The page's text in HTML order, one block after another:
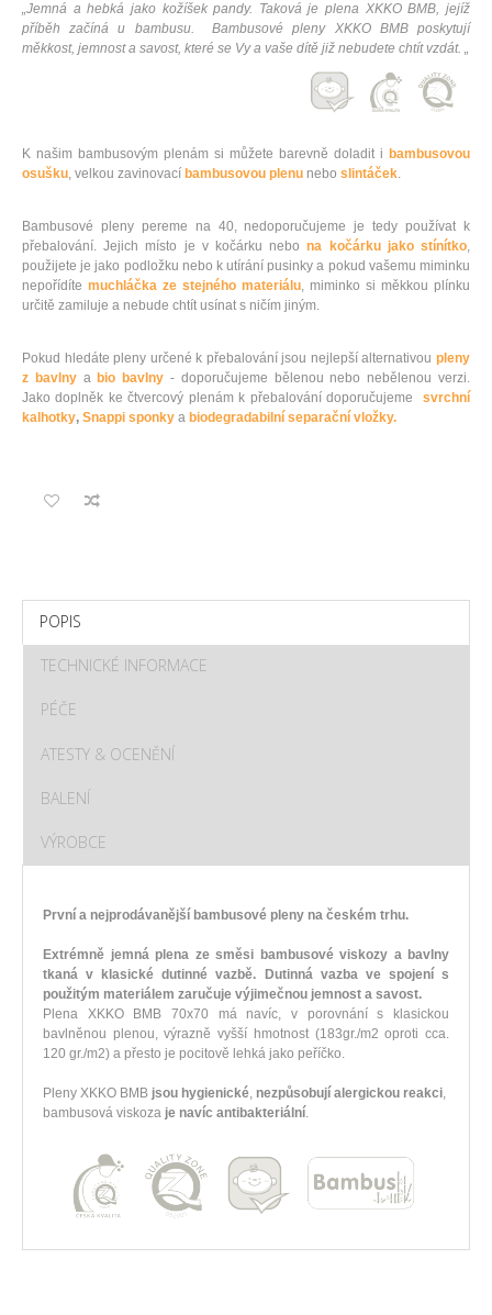
„Jemná a hebká jako kožíšek pandy. Taková je plena XKKO BMB, jejíž
příběh začíná u bambusu. Bambusové pleny XKKO BMB poskytují
měkkost, jemnost a savost, které se Vy a vaše dítě již nebudete chtít vzdát. „
K našim bambusovým plenám si můžete barevně doladit i bambusovou
osušku, velkou zavinovací bambusovou plenu nebo slintáček.
Bambusové pleny pereme na 40, nedoporučujeme je tedy používat k
přebalování. Jejich místo je v kočárku nebona kočárku jako stínítko,
použijete je jako podložku nebo k utírání pusinky a pokud vašemu miminku
nepořídíte muchláčka ze stejného materiálu, miminko si měkkou plínku
určitě zamiluje a nebude chtít usínat s ničím jiným.
Pokud hledáte pleny určené k přebalování jsou nejlepší alternativou pleny
z bavlnya bio bavlny - doporučujeme bělenou nebo nebělenou verzi.
Jako doplněk ke čtvercový plenám k přebalování doporučujeme svrchní
kalhotky, Snappi sponky a biodegradabilní separační vložky.
POPIS
TECHNICKÉ INFORMACE
PÉČE
ATESTY & OCENĚNÍ
BALENÍ
VÝROBCE
První a nejprodávanější bambusové pleny na českém trhu.
Extrémně jemná plena ze směsi bambusové viskozy a bavlny
tkaná v klasické dutinné vazbě. Dutinná vazba ve spojení s
použitým materiálem zaručuje výjimečnou jemnost a savost.
Plena XKKO BMB 70x70 má navíc, v porovnání s klasickou
bavlněnou plenou, výrazně vyšší hmotnost (183gr./m2 oproti cca.
120 gr./m2) a přesto je pocitově lehká jako peříčko.
Pleny XKKO BMB jsou hygienické, nezpůsobují alergickou reakci,
bambusová viskoza je navíc antibakteriální.